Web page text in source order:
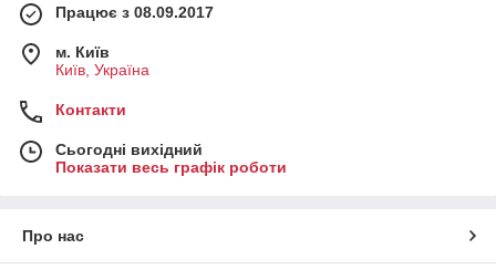
Працює з 08.09.2017
м. Київ
Київ, Україна
Контакти
Сьогодні вихідний
Показати весь графік роботи
Про нас